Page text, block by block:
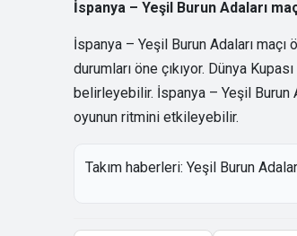
İspanya – Yeşil Burun Adaları
İspanya – Yeşil Burun Adaları
durumları öne çıkıyor. Dünya
belirleyebilir. İspanya – Yeşil
oyunun ritmini etkileyebilir.
Takım haberleri: Yeşil Burun